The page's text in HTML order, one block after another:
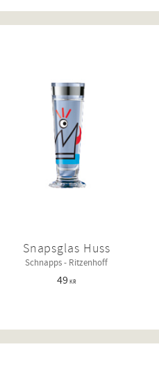
Snapsglas Huss
Schnapps - Ritzenhoff
49KR